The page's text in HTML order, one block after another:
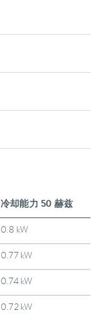
冷却能力 50 赫兹
0.8 kW
0.77 kW
0.74 kW
0.72 kW